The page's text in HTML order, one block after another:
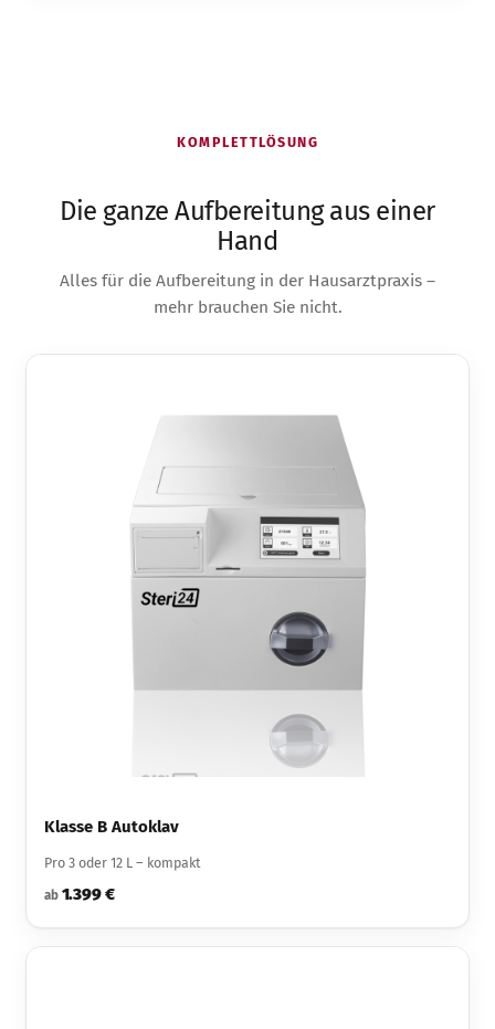
KOMPLETTLÖSUNG
Die ganze Aufbereitung aus einer
Hand
Alles für die Aufbereitung in der Hausarztpraxis –
mehr brauchen Sie nicht.
Klasse B Autoklav
Pro 3 oder 12 L – kompakt
ab1.399 €